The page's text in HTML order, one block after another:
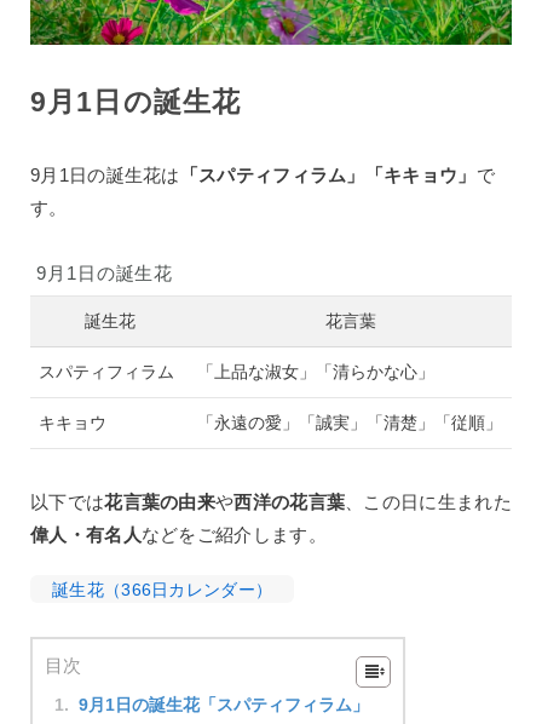
9月1日の誕生花
9月1日の誕生花は 「スパティフィラム」「キキョウ」 で
す。
9月1日の誕生花
誕生花 花言葉
スパティフィラム 「上品な淑女」「清らかな心」
キキョウ 「永遠の愛」「誠実」「清楚」「従順」
以下では花言葉の由来や西洋の花言葉 、この日に生まれた
偉人・有名人などをご紹介します。
誕生花（366日カレンダー）
目次
9月1日の誕生花「スパティフィラム」